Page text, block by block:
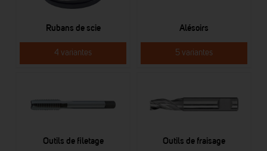
Rubans de scie
4 variantes
Alésoirs
5 variantes
Outils de filetage Outils de fraisage